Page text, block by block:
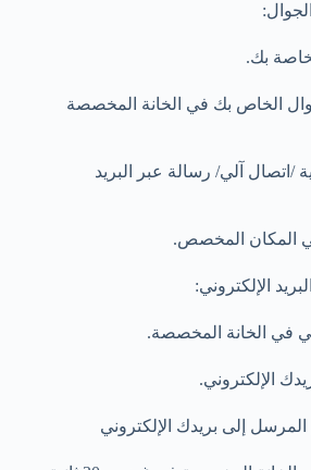
بك.
الخاص بك في الخانة المخصصة
/اتصال آلي/ رسالة عبر البريد
المكان المخصص.
الإلكتروني:
في الخانة المخصصة.
الإلكتروني.
إلى بريدك الإلكتروني